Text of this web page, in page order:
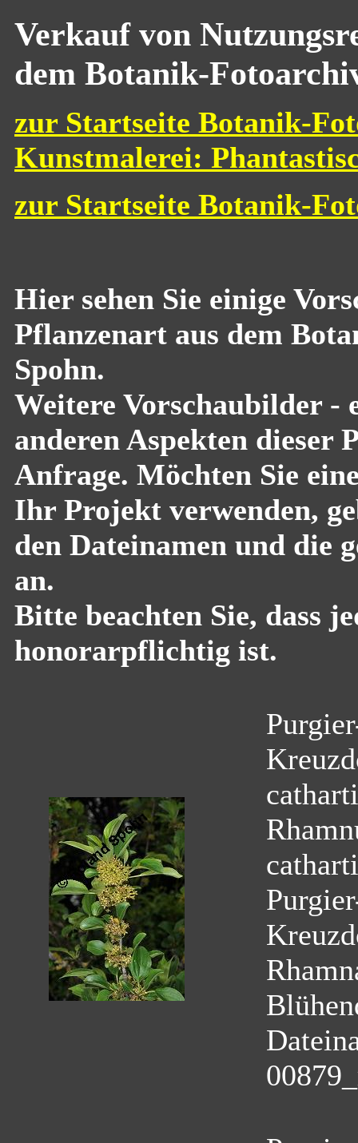
Verkauf von
dem Botanik-
zur Startseite Botanik-
Kunstmalerei:
zur Startseite Botanik-
Hier sehen Sie einige
Pflanzenart aus dem
Spohn.
Weitere Vorschaubilder -
anderen Aspekten dieser
Anfrage. Möchten Sie
Ihr Projekt verwenden,
den Dateinamen und die
an.
Bitte beachten Sie, dass
honorarpflichtig ist.